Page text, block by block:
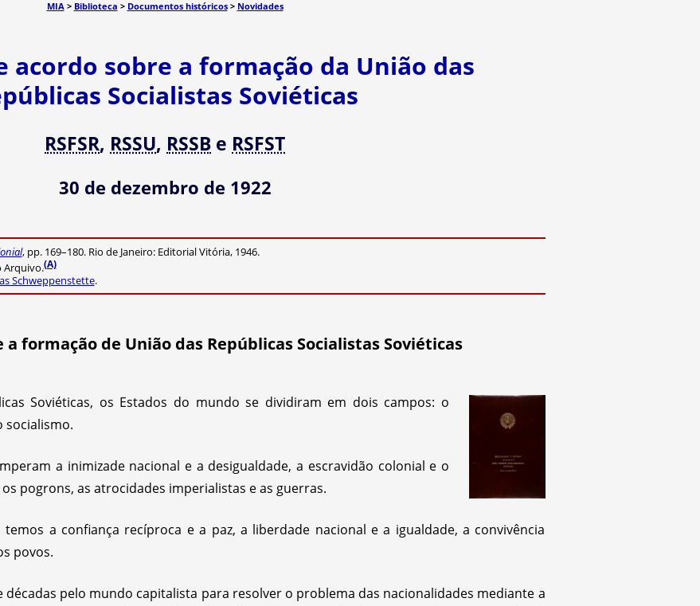
MIA> Biblioteca > Documentos históricos> Novidades
acordo sobre a formação da União das
Socialistas Soviéticas
RSFSR, RSSU, RSSB e RSFST
30 de dezembro de 1922
, pp. 169–180. Rio de Janeiro: Editorial Vitória, 1946.
Arquivo.(A)
Schweppenstette.
a formação de União das Repúblicas Socialistas Soviéticas
Soviéticas, os Estados do mundo se dividiram em dois campos: o
socialismo.
a inimizade nacional e a desigualdade, a escravidão colonial e o
pogrons, as atrocidades imperialistas e as guerras.
a confiança recíproca e a paz, a liberdade nacional e a igualdade, a convivência
povos.
décadas pelo mundo capitalista para resolver o problema das nacionalidades mediante a